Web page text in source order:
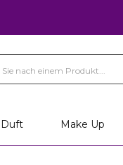
Duft Make Up